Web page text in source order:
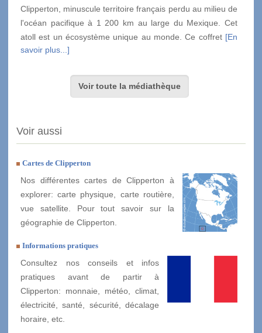
Clipperton, minuscule territoire français perdu au milieu de
l'océan pacifique à 1 200 km au large du Mexique. Cet
atoll est un écosystème unique au monde. Ce coffret [En
savoir plus...]
Voir toute la médiathèque
Voir aussi
Cartes de Clipperton
Nos différentes cartes de Clipperton à
explorer: carte physique, carte routière,
vue satellite. Pour tout savoir sur la
géographie de Clipperton.
Informations pratiques
Consultez nos conseils et infos
pratiques avant de partir à
Clipperton: monnaie, météo, climat,
électricité, santé, sécurité, décalage
horaire, etc.